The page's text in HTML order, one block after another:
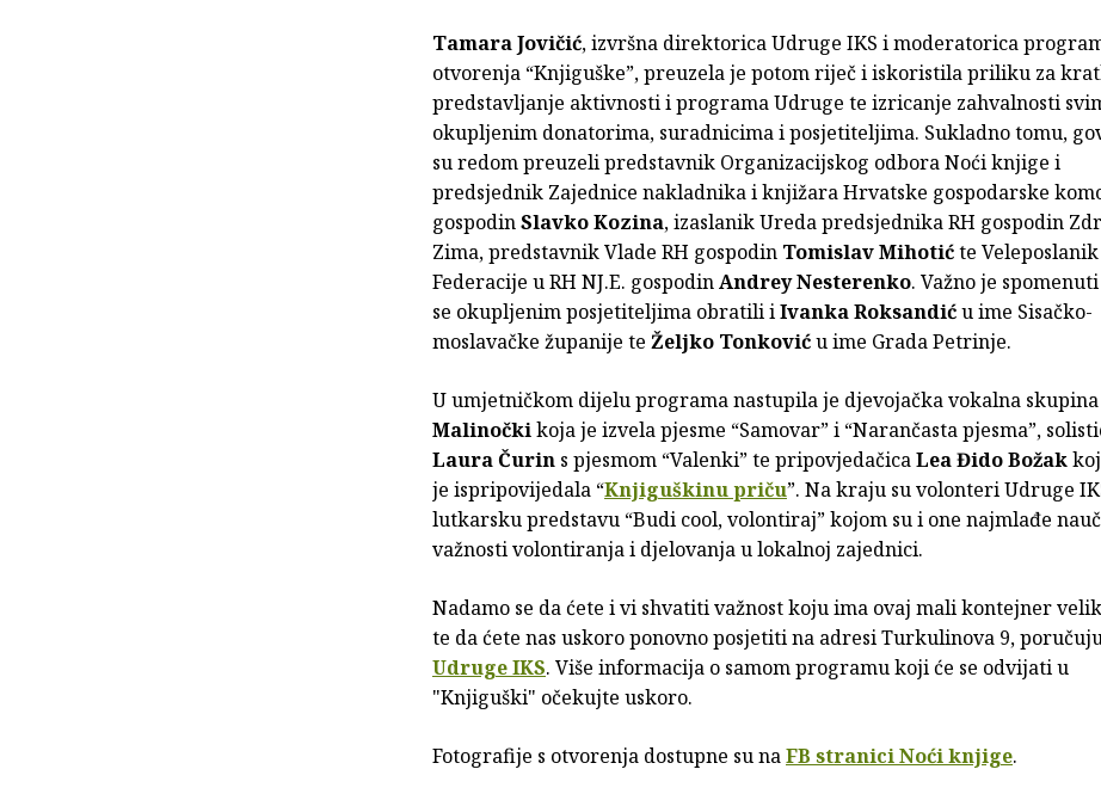
Tamara Jovičić, izvršna direktorica Udruge IKS i moderatorica
otvorenja “Knjiguške”, preuzela je potom riječ i iskoristila priliku za
predstavljanje aktivnosti i programa Udruge te izricanje zahvalnosti
okupljenim donatorima, suradnicima i posjetiteljima. Sukladno tomu,
su redom preuzeli predstavnik Organizacijskog odbora Noći knjige i
predsjednik Zajednice nakladnika i knjižara Hrvatske gospodarske
gospodinSlavko Kozina, izaslanik Ureda predsjednika RH gospodin
Zima, predstavnik Vlade RH gospodin Tomislav Mihotićte Veleposlanik
Federacije u RH NJ.E. gospodinAndrey Nesterenko. Važno je
se okupljenim posjetiteljima obratili iIvanka Roksandiću ime Sisačko-
moslavačke županije te Željko Tonkoviću ime Grada Petrinje.
U umjetničkom dijelu programa nastupila je djevojačka vokalna skupina
Malinočkikoja je izvela pjesme “Samovar” i “Narančasta pjesma”,
Laura Čurin s pjesmom “Valenki” te pripovjedačicaLea Đido Božak
je ispripovijedala “Knjiguškinu priču”. Na kraju su volonteri Udruge
lutkarsku predstavu “Budi cool, volontiraj” kojom su i one najmlađe
važnosti volontiranja i djelovanja u lokalnoj zajednici.
Nadamo se da ćete i vi shvatiti važnost koju ima ovaj mali kontejner
te da ćete nas uskoro ponovno posjetiti na adresi Turkulinova 9,
Udruge IKS. Više informacija o samom programu koji će se odvijati u
"Knjiguški" očekujte uskoro.
Fotografije s otvorenja dostupne su naFB stranici Noći knjige.